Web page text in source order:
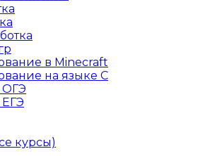
в Minecraft
на языке C
ОГЭ
ЕГЭ
курсы)